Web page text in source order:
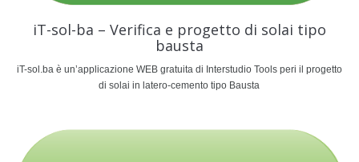
iT-sol-ba – Verifica e progetto di solai tipo
bausta
iT-sol.ba è un’applicazione WEB gratuita di Interstudio Tools peri il progetto
di solai in latero-cemento tipo Bausta